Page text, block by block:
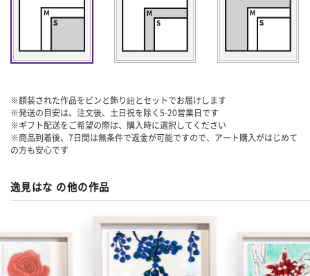
※額装された作品をピンと飾り紐とセットでお届けします
※発送の目安は、注文後、土日祝を除く5-20営業日です
※ギフト配送をご希望の際は、購入時に選択してください
※商品到着後、7日間は無条件で返金が可能ですので、アート購入がはじめて
の方も安心です
逸見はな の他の作品